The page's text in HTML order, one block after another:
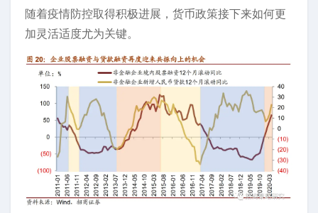
随着疫情防控取得积极进展，货币政策接下来如何更
加灵活适度尤为关键。